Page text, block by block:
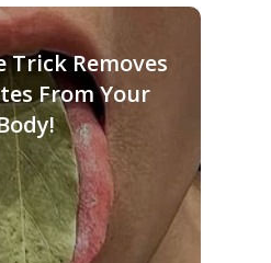
Trick Removes
From Your